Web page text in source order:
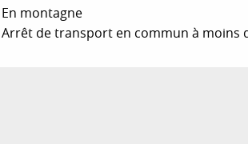
En montagne
Arrêt de transport en commun à moins